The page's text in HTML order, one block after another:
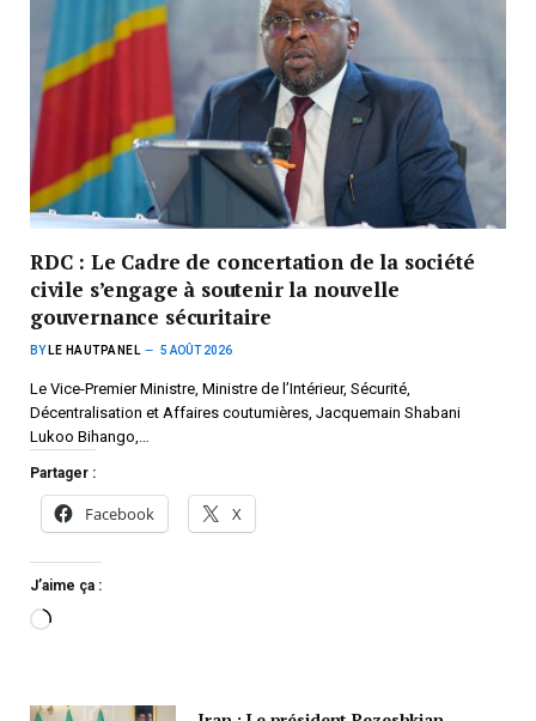
RDC : Le Cadre de concertation de la société
civile s’engage à soutenir la nouvelle
gouvernance sécuritaire
BY LE HAUTPANEL 5 AOÛT 2026
Le Vice-Premier Ministre, Ministre de l’Intérieur, Sécurité,
Décentralisation et Affaires coutumières, Jacquemain Shabani
Lukoo Bihango,…
Partager :
Facebook X
J’aime ça :